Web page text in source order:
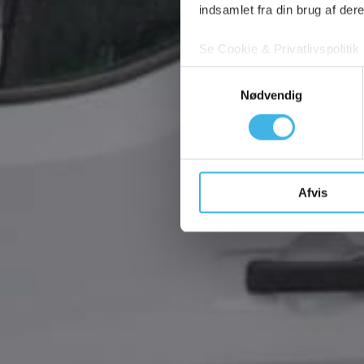
indsamlet fra din brug af
Se Cookie & Privatlivspolitik
Nødvendig
Afvis
Fjern